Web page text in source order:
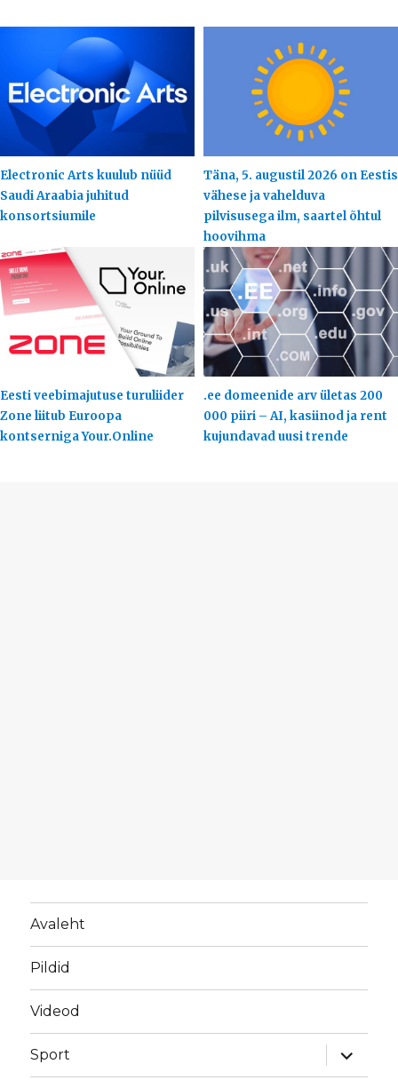
Electronic Arts kuulub nüüd
Saudi Araabia juhitud
konsortsiumile
Täna, 5. augustil 2026 on Eestis
vähese ja vahelduva
pilvisusega ilm, saartel õhtul
hoovihma
Eesti veebimajutuse turuliider
Zone liitub Euroopa
kontserniga Your.Online
.ee domeenide arv ületas 200
000 piiri – AI, kasiinod ja rent
kujundavad uusi trende
Avaleht
Pildid
Videod
Sport
laienda